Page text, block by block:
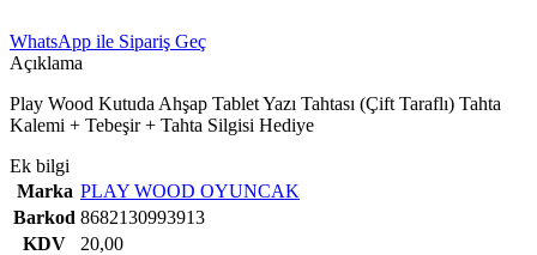
WhatsApp ile Sipariş Geç
Açıklama
Play Wood Kutuda Ahşap Tablet Yazı Tahtası (Çift Taraflı) Tahta
Kalemi + Tebeşir + Tahta Silgisi Hediye
Ek bilgi
Marka PLAY WOOD OYUNCAK
Barkod 8682130993913
KDV
20,00